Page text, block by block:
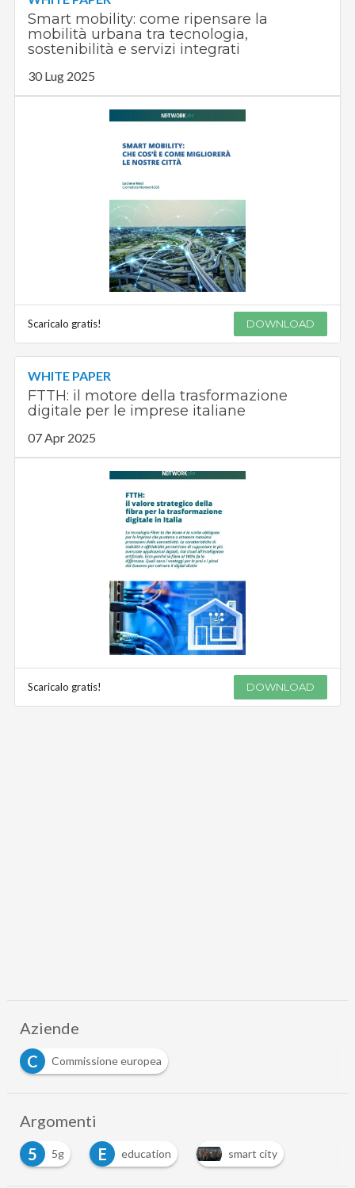
Smart mobility: come ripensare la
mobilità urbana tra tecnologia,
sostenibilità e servizi integrati
30 Lug 2025
Scaricalo gratis! DOWNLOAD
WHITE PAPER
FTTH: il motore della trasformazione
digitale per le imprese italiane
07 Apr 2025
Scaricalo gratis! DOWNLOAD
Aziende
C
Commissione europea
Argomenti
5
5g E education smart city